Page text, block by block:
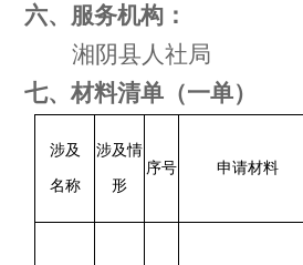
六、 服务机构 ：
湘阴县人社局
七、材料清单（一单）
涉及
名称
涉及情
形
序号 申请材料